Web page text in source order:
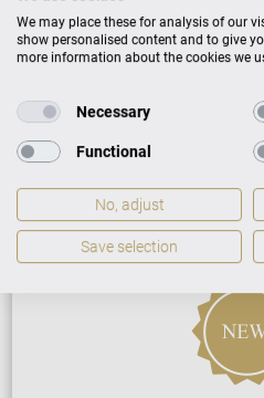
ZUSATZLEISTUNGEN
RESIDENCE R 6
PREISLISTE
We may place these for analysis of our
show personalised content and to give
more information about the cookies we
Necessary
Functional
No, adjust
Save selection